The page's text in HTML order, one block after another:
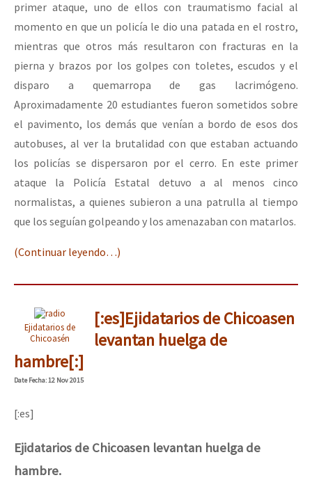
primer ataque, uno de ellos con traumatismo facial al
momento en que un policía le dio una patada en el rostro,
mientras que otros más resultaron con fracturas en la
pierna y brazos por los golpes con toletes, escudos y el
disparo a quemarropa de gas lacrimógeno.
Aproximadamente 20 estudiantes fueron sometidos sobre
el pavimento, los demás que venían a bordo de esos dos
autobuses, al ver la brutalidad con que estaban actuando
los policías se dispersaron por el cerro. En este primer
ataque la Policía Estatal detuvo a al menos cinco
normalistas, a quienes subieron a una patrulla al tiempo
que los seguían golpeando y los amenazaban con matarlos.
(Continuar leyendo…)
Ejidatarios de
Chicoasén
[:es]Ejidatarios de Chicoasen
levantan huelga de
hambre[:]
DateFecha: 12 Nov 2015
[:es]
Ejidatarios de Chicoasen levantan huelga de
hambre.